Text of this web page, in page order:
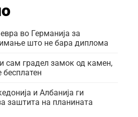
во Германија за
што не бара диплома
сам градел замок од камен,
бесплатен
и Албанија ги
заштита на планината